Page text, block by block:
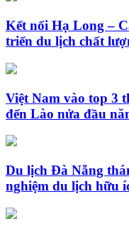
Kết nối Hạ Long –
triển du lịch chất
Việt Nam vào top 3
đến Lào nửa đầu
Du lịch Đà Nẵng
nghiệm du lịch hữu